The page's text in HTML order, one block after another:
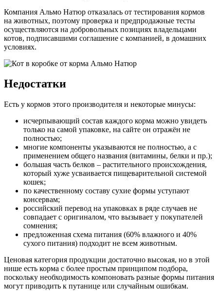
Компания Альмо Натюр отказалась от тестирования кормов
на животных, поэтому проверка и предпродажные тесты
осуществляются на добровольных позициях владельцами
котов, подписавшими соглашение с компанией, в домашних
условиях.
Недостатки
Есть у кормов этого производителя и некоторые минусы:
исчерпывающий состав каждого корма можно увидеть
только на самой упаковке, на сайте он отражён не
полностью;
многие компоненты указываются не полностью, а с
применением общего названия (витамины, белки и пр.);
большая часть белков – растительного происхождения,
который хуже усваивается пищеварительной системой
кошек;
по качественному составу сухие формы уступают
консервам;
российский перевод на упаковках в ряде случаев не
совпадает с оригиналом, что вызывает у покупателей
сомнения;
предложенная схема питания (60% влажного и 40%
сухого питания) подходит не всем животным.
Ценовая категория продукции достаточно высокая, но в этой
нише есть корма с более простым принципом подбора,
поскольку необходимость компоновать разные формы питания
могут приводить к путанице или случайным ошибкам.